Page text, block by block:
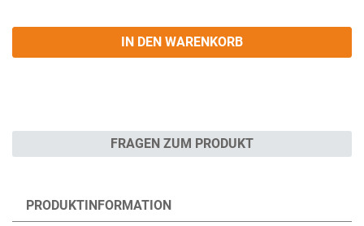
IN DEN WARENKORB
FRAGEN ZUM PRODUKT
PRODUKTINFORMATION